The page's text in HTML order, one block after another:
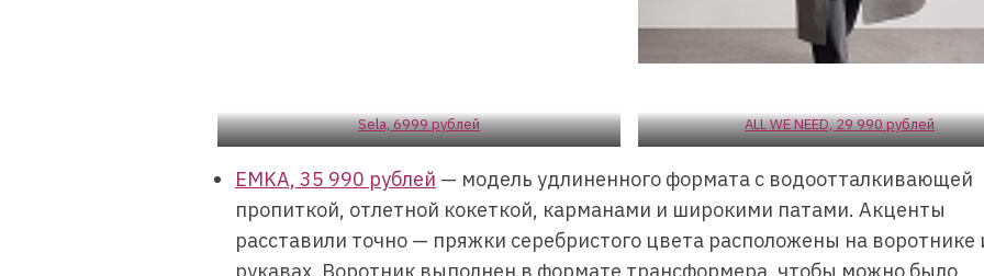
Sela, 6999 рублей ALL WE NEED, 29 990 рублей
EMKA, 35 990 рублей — модель удлиненного формата с водоотталкивающей
пропиткой, отлетной кокеткой, карманами и широкими патами. Акценты
расставили точно — пряжки серебристого цвета расположены на воротнике